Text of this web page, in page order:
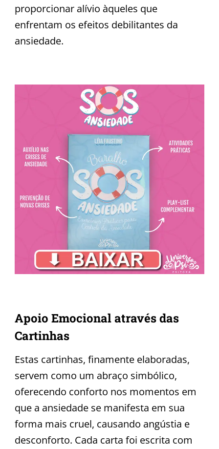
proporcionar alívio àqueles que
enfrentam os efeitos debilitantes da
ansiedade.
Apoio Emocional através das
Cartinhas
Estas cartinhas, finamente elaboradas,
servem como um abraço simbólico,
oferecendo conforto nos momentos em
que a ansiedade se manifesta em sua
forma mais cruel, causando angústia e
desconforto. Cada carta foi escrita com